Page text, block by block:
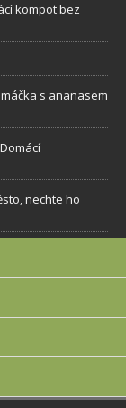
kompot bez
s ananasem
nechte ho